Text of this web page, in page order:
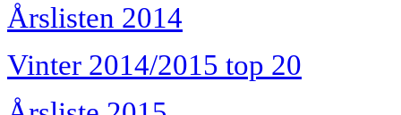
Årslisten 2014
Vinter 2014/2015 top 20